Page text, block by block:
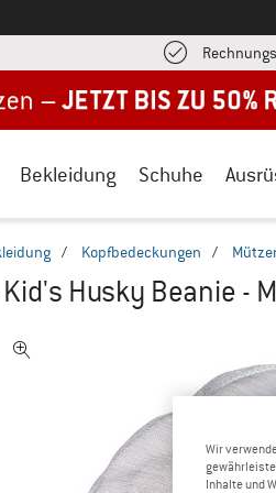
Bekleidung Schuhe
/ Kopfbedeckungen /
Kid's Husky Beanie -
Wir
Inhalte und